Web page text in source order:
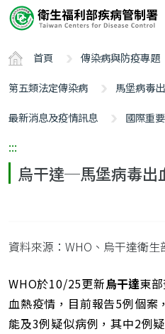
要
容
ALT+C
首頁 傳染病與防疫專題
第五類法定傳染病
馬堡病毒
最新消息及疫情訊息
國際重
:::
烏干達─馬堡病毒出
資料來源：WHO、烏干達衛生
WHO於10/25更新烏干達東
血熱疫情，目前報告5例個案
能及3例疑似病例，其中2例